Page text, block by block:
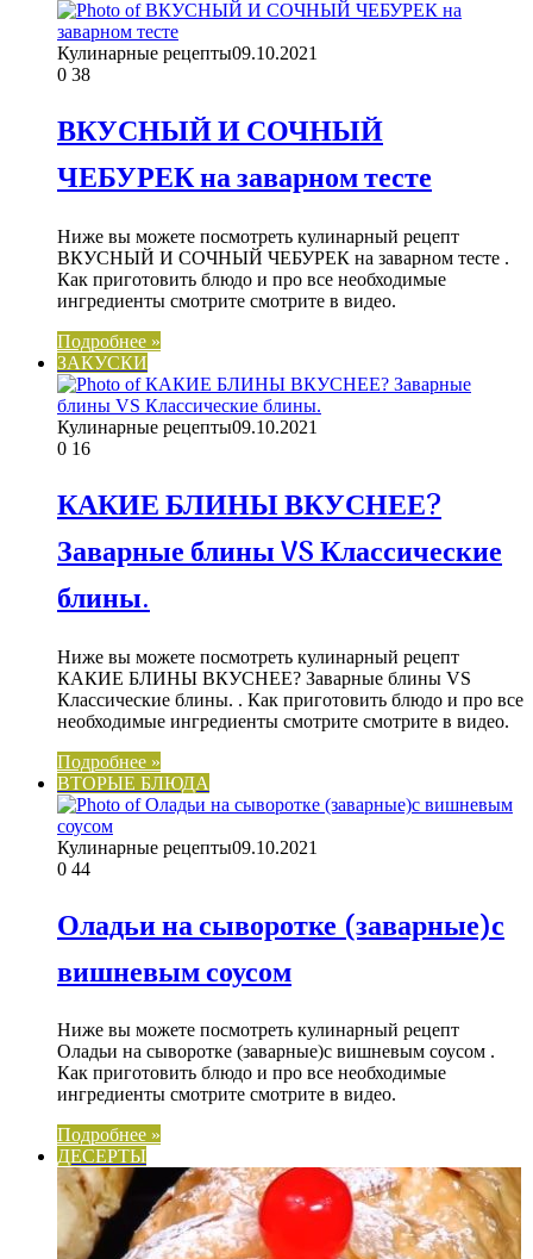
Кулинарные рецепты09.10.2021
0 38
ВКУСНЫЙ И СОЧНЫЙ
ЧЕБУРЕК на заварном тесте
Ниже вы можете посмотреть кулинарный рецепт
ВКУСНЫЙ И СОЧНЫЙ ЧЕБУРЕК на заварном тесте .
Как приготовить блюдо и про все необходимые
ингредиенты смотрите смотрите в видео.
Подробнее »
ЗАКУСКИ
Кулинарные рецепты09.10.2021
0 16
КАКИЕ БЛИНЫ ВКУСНЕЕ?
Заварные блины VS Классические
блины.
Ниже вы можете посмотреть кулинарный рецепт
КАКИЕ БЛИНЫ ВКУСНЕЕ? Заварные блины VS
Классические блины. . Как приготовить блюдо и про все
необходимые ингредиенты смотрите смотрите в видео.
Подробнее »
ВТОРЫЕ БЛЮДА
Кулинарные рецепты09.10.2021
0 44
Оладьи на сыворотке (заварные)с
вишневым соусом
Ниже вы можете посмотреть кулинарный рецепт
Оладьи на сыворотке (заварные)с вишневым соусом .
Как приготовить блюдо и про все необходимые
ингредиенты смотрите смотрите в видео.
Подробнее »
ДЕСЕРТЫ